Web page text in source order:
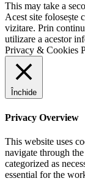
This may take a
Acest site folosește
vizitare. Prin
utilizare a acestor
Privacy & Cookies
Închide
Privacy Overview
This website uses
navigate through
categorized as
essential for the